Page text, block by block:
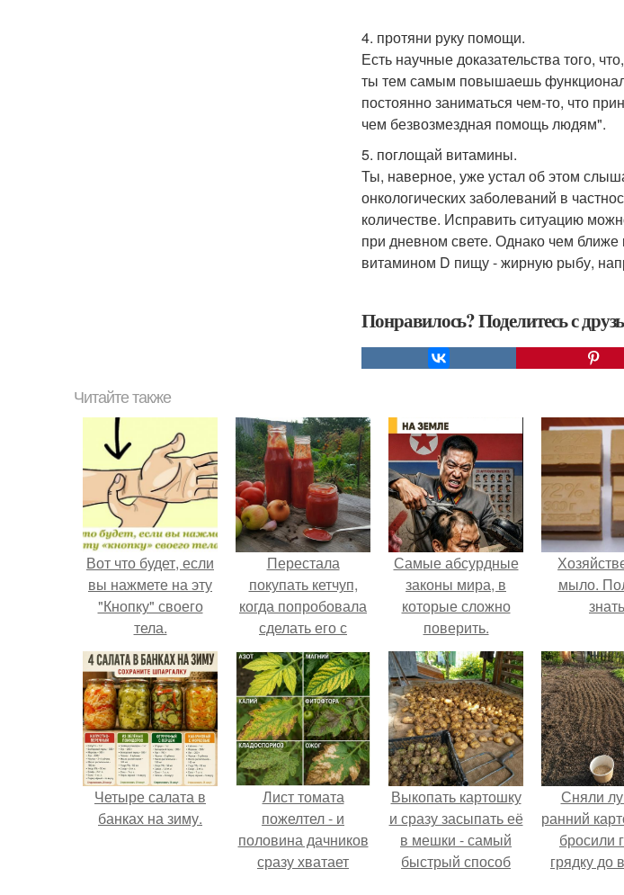
4. протяни руку помощи.
Есть научные доказательства того,
ты тем самым повышаешь
постоянно заниматься чем-то, что
чем безвозмездная помощь людям".
5. поглощай витамины.
Ты, наверное, уже устал об этом
онкологических заболеваний в
количестве. Исправить ситуацию
при дневном свете. Однако чем ближе
витамином D пищу - жирную рыбу,
Понравилось? Поделитесь с
Читайте также
Вот что будет, если
вы нажмете на эту
"Кнопку" своего
тела.
Перестала
покупать кетчуп,
когда попробовала
сделать его с
яблоками.
Самые абсурдные
законы мира, в
которые сложно
поверить.
мыло.
Четыре салата в
банках на зиму.
Лист томата
пожелтел - и
половина дачников
сразу хватает
Выкопать картошку
и сразу засыпать её
в мешки - самый
быстрый способ
Сняли
ранний
бросили
грядку до